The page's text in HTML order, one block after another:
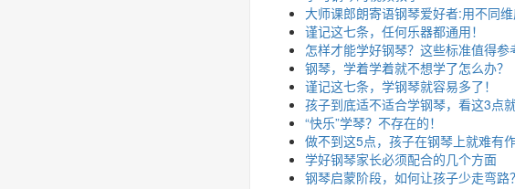
大师课郎朗寄语钢琴爱好者:用不同
谨记这七条，任何乐器都通用！
怎样才能学好钢琴？这些标准值得参
钢琴，学着学着就不想学了怎么办？
谨记这七条，学钢琴就容易多了！
孩子到底适不适合学钢琴，看这3点就
“快乐”学琴？不存在的！
做不到这5点，孩子在钢琴上就难有
学好钢琴家长必须配合的几个方面
钢琴启蒙阶段，如何让孩子少走弯路？